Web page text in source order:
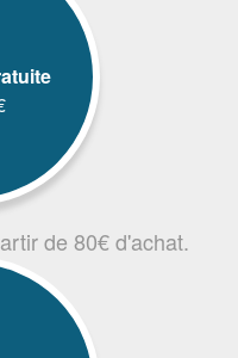
de 80€ d'achat.